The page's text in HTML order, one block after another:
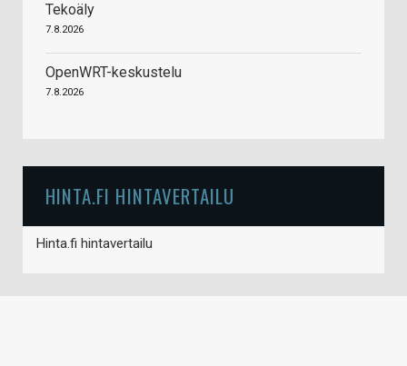
Tekoäly
7.8.2026
OpenWRT-keskustelu
7.8.2026
HINTA.FI HINTAVERTAILU
Hinta.fi hintavertailu